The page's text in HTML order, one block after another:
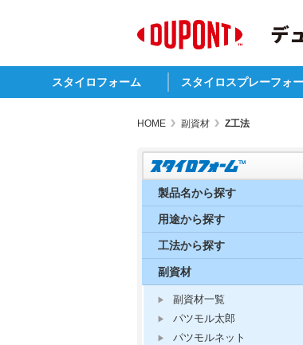
スタイロフォーム スタイロスプレーフォ
HOME 副資材 Z工法
製品名から探す
用途から探す
工法から探す
副資材
副資材一覧
パツモル太郎
パツモルネット